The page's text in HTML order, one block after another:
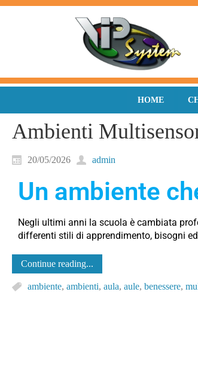
HOME
Ambienti
20/05/2026 admin
Un ambiente
Negli ultimi anni la scuola è cambiata
differenti stili di apprendimento, bisogni
Continue reading...
ambiente, ambienti, aula, aule, benessere,